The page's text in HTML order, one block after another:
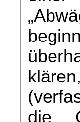
die